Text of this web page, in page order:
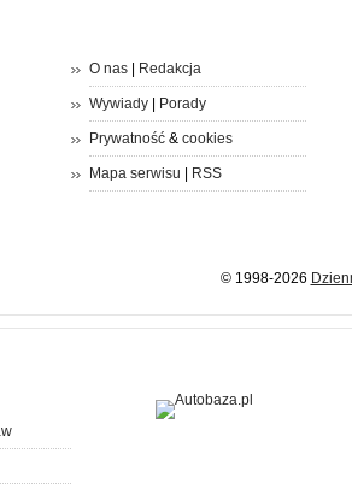
O nas| Redakcja
Wywiady| Porady
Prywatność& cookies
Mapa serwisu | RSS
© 1998-2026